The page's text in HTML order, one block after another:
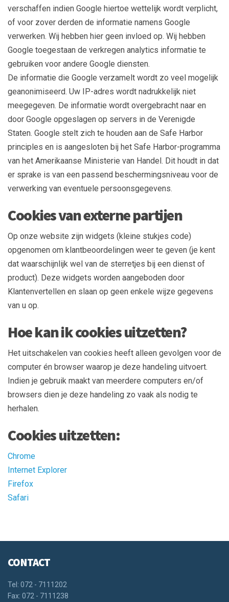
verschaffen indien Google hiertoe wettelijk wordt verplicht,
of voor zover derden de informatie namens Google
verwerken. Wij hebben hier geen invloed op. Wij hebben
Google toegestaan de verkregen analytics informatie te
gebruiken voor andere Google diensten.
De informatie die Google verzamelt wordt zo veel mogelijk
geanonimiseerd. Uw IP-adres wordt nadrukkelijk niet
meegegeven. De informatie wordt overgebracht naar en
door Google opgeslagen op servers in de Verenigde
Staten. Google stelt zich te houden aan de Safe Harbor
principles en is aangesloten bij het Safe Harbor-programma
van het Amerikaanse Ministerie van Handel. Dit houdt in dat
er sprake is van een passend beschermingsniveau voor de
verwerking van eventuele persoonsgegevens.
Cookies van externe partijen
Op onze website zijn widgets (kleine stukjes code)
opgenomen om klantbeoordelingen weer te geven (je kent
dat waarschijnlijk wel van de sterretjes bij een dienst of
product). Deze widgets worden aangeboden door
Klantenvertellen en slaan op geen enkele wijze gegevens
van u op.
Hoe kan ik cookies uitzetten?
Het uitschakelen van cookies heeft alleen gevolgen voor de
computer én browser waarop je deze handeling uitvoert.
Indien je gebruik maakt van meerdere computers en/of
browsers dien je deze handeling zo vaak als nodig te
herhalen.
Cookies uitzetten:
Chrome
Internet Explorer
Firefox
Safari
CONTACT
Tel: 072 - 7111202
Fax: 072 - 7111238